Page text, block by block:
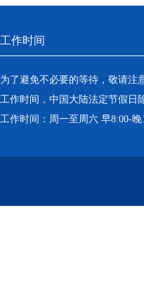
工作时间
为了避免不必要的等待，敬请注
工作时间，中国大陆法定节假日
工作时间：周一至周六 早8:00-晚